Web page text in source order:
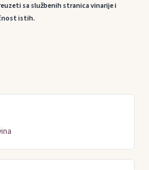
sa službenih stranica vinarije i
istih.